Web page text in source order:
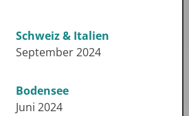
Schweiz & Italien
September 2024
Bodensee
Juni 2024